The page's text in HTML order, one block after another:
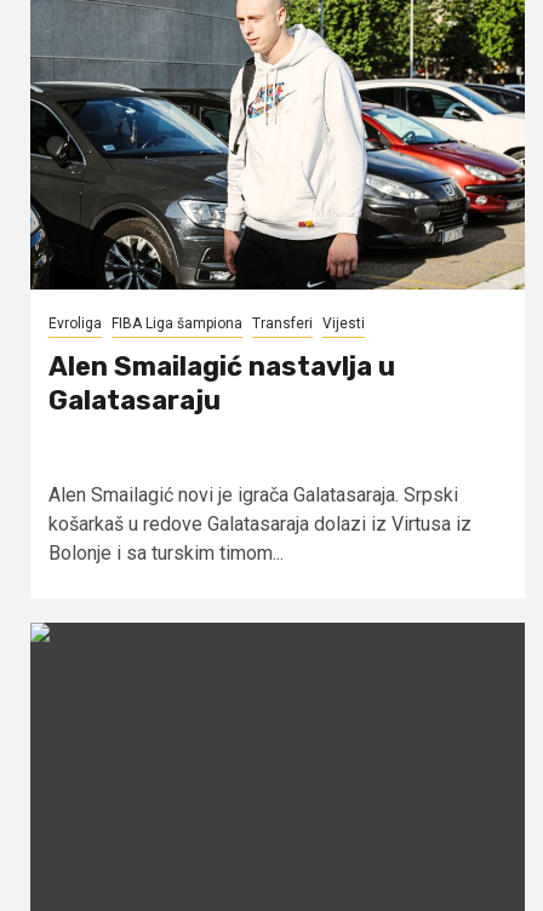
Evroliga FIBA Liga šampiona Transferi Vijesti
Alen Smailagić nastavlja u
Galatasaraju
Alen Smailagić novi je igrača Galatasaraja. Srpski
košarkaš u redove Galatasaraja dolazi iz Virtusa iz
Bolonje i sa turskim timom...